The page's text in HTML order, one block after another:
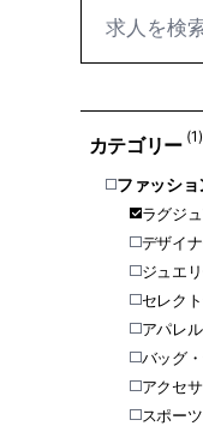
カテゴリー (1)
ファッショ
ラグジ
デザイ
ジュエ
セレク
アパレル
バッグ
アクセ
スポーツ